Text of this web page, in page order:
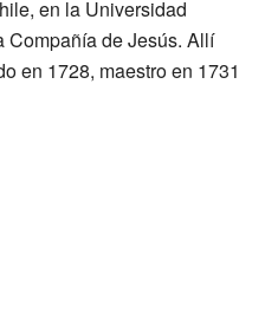
en la Universidad
Compañía de Jesús. Allí
en 1728, maestro en 1731